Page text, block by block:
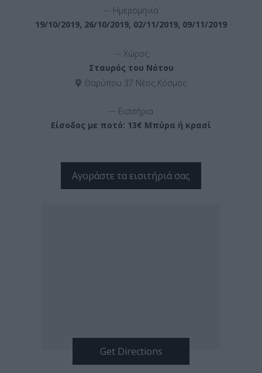
Ημερομηνία
19/10/2019, 26/10/2019, 02/11/2019, 09/11/2019
Χώρος
Σταυρός του Νότου
Θαρύπου 37 Νέος Κόσμος
Εισιτήρια
Είσοδος με ποτό: 13€ Μπύρα ή κρασί